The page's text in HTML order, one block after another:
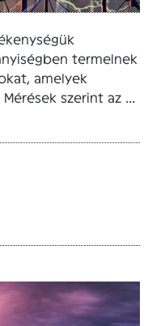
termelnek
amelyek
szerint az ...